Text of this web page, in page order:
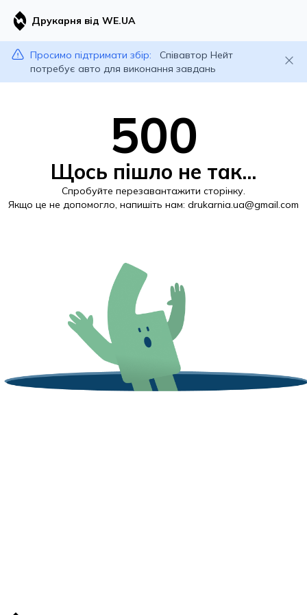
Друкарня від WE.UA
Просимо підтримати збір:
Співавтор Нейт
потребує авто для виконання завдань
500
Щось пішло не так...
Спробуйте перезавантажити сторінку.
Якщо це не допомогло, напишіть нам: drukarnia.ua@gmail.com